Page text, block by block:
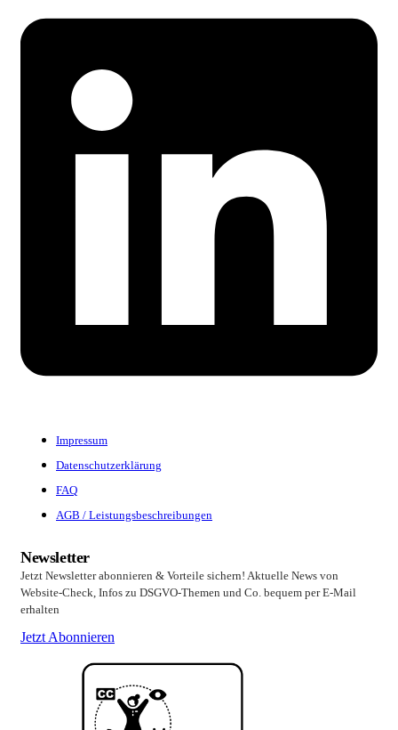
Impressum
Datenschutzerklärung
FAQ
AGB / Leistungsbeschreibungen
Newsletter
Jetzt Newsletter abonnieren & Vorteile sichern! Aktuelle News von
Website-Check, Infos zu DSGVO-Themen und Co. bequem per E-Mail
erhalten
Jetzt Abonnieren